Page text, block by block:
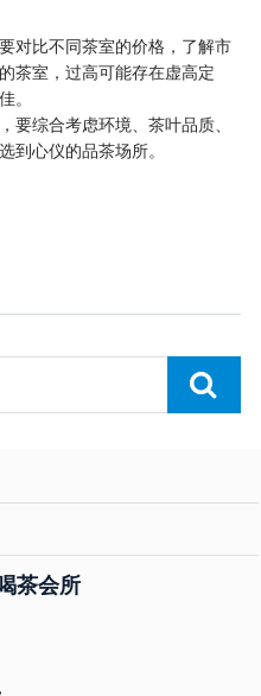
对比不同茶室的价格，了解市
茶室，过高可能存在虚高定
。
要综合考虑环境、茶叶品质、
到心仪的品茶场所。
茶会所